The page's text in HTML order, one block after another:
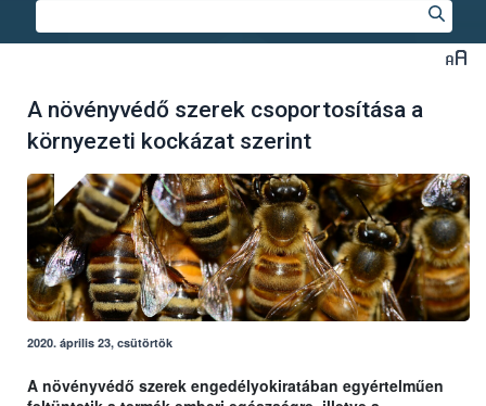
A növényvédő szerek csoportosítása a
környezeti kockázat szerint
2020. április 23, csütörtök
A növényvédő szerek engedélyokiratában egyértelműen